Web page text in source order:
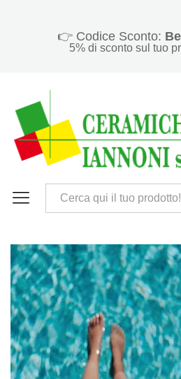
👉 Codice Sconto:
5% di sconto sul tuo